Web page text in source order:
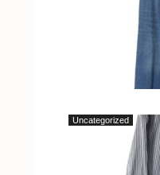
Uncategorized